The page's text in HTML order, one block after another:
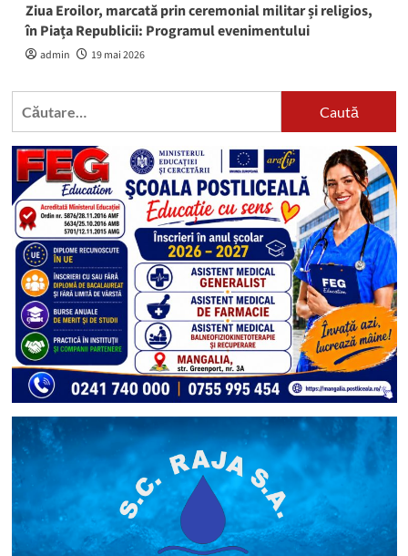
Ziua Eroilor, marcată prin ceremonial militar și religios,
în Piața Republicii: Programul evenimentului
admin 19 mai 2026
Caută